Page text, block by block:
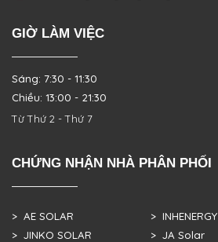
GIỜ LÀM VIỆC
Sáng: 7:30 - 11:30
Chiều: 13:00 - 21:30
Từ Thứ 2 - Thứ 7
CHỨNG NHẬN NHÀ PHÂN PHỐI
> AE SOLAR
> JINKO SOLAR
> INHENERGY
> JA Solar